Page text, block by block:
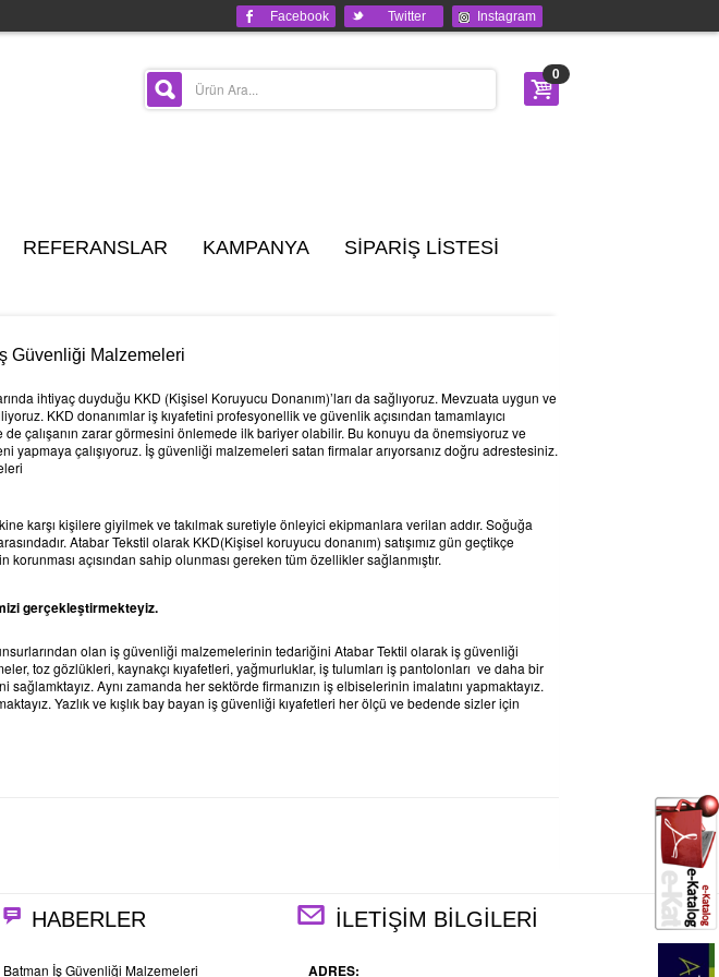
Facebook Twitter Instagram
0
REFERANSLAR KAMPANYA SİPARİŞ LİSTESİ
Güvenliği Malzemeleri
ihtiyaç duyduğu KKD (Kişisel Koruyucu Donanım)’ları da sağlıyoruz. Mevzuata uygun ve
KKD donanımlar iş kıyafetini profesyonellik ve güvenlik açısından tamamlayıcı
çalışanın zarar görmesini önlemede ilk bariyer olabilir. Bu konuyu da önemsiyoruz ve
yapmaya çalışıyoruz. İş güvenliği malzemeleri satan firmalar arıyorsanız doğru adrestesiniz.
karşı kişilere giyilmek ve takılmak suretiyle önleyici ekipmanlara verilan addır. Soğuğa
Atabar Tekstil olarak KKD(Kişisel koruyucu donanım) satışımız gün geçtikçe
açısından sahip olunması gereken tüm özellikler sağlanmıştır.
gerçekleştirmekteyiz.
olan iş güvenliği malzemelerinin tedariğini Atabar Tektil olarak iş güvenliği
toz gözlükleri, kaynakçı kıyafetleri, yağmurluklar, iş tulumları iş pantolonları ve daha bir
Aynı zamanda her sektörde firmanızın iş elbiselerinin imalatını yapmaktayız.
Yazlık ve kışlık bay bayan iş güvenliği kıyafetleri her ölçü ve bedende sizler için
HABERLER
Batman İş Güvenliği Malzemeleri
İLETİŞİM BİLGİLERİ
ADRES: